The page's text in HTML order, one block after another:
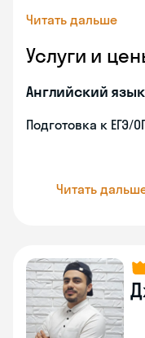
Читать дальше
Услуги и
Английский язык
Подготовка к ЕГЭ/
Читать